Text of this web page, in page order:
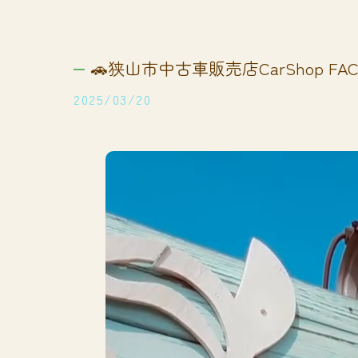
🚗狭山市中古車販売店CarShop
2025/03/20